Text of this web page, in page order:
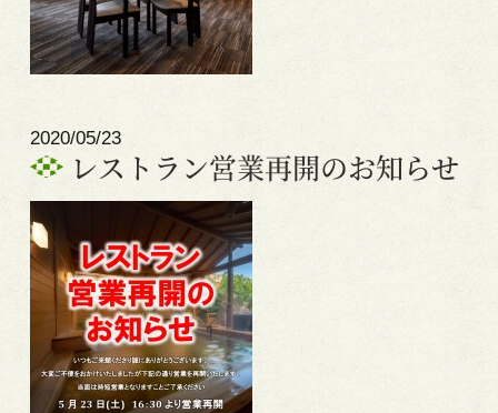
2020/05/23
レストラン営業再開のお知らせ